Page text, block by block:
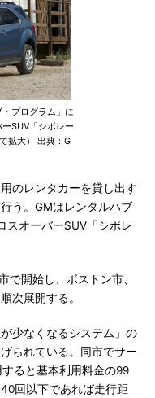
プログラム」に
SUV「シボレー
拡大） 出典：G
のレンタカーを貸し出す
う。GMはレンタルハブ
スオーバーSUV「シボレ
開始し、ボストン市、
次展開する。
少なくなるシステム」の
られている。同市でサー
ると基本利用料金の99
回以下であれば走行距